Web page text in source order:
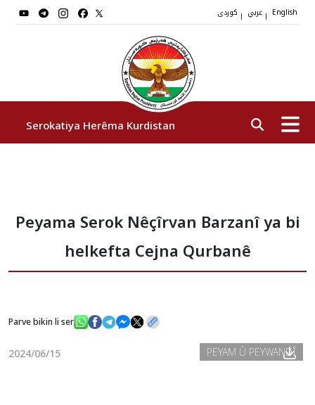
| | English
Serokatiya Herêma Kurdistan
Cîgirên Serok
Stafê Serokatiyê
Sazî
Nûçe
Peyama Serok Nêçîrvan Barzanî ya bi
helkefta Cejna Qurbanê
Parve bikin li ser
2024/06/15 PEYAM Û PEYWANDÎ